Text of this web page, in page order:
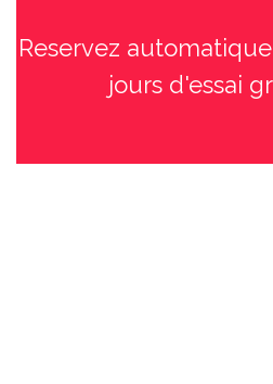
Reservez
jours d'essai